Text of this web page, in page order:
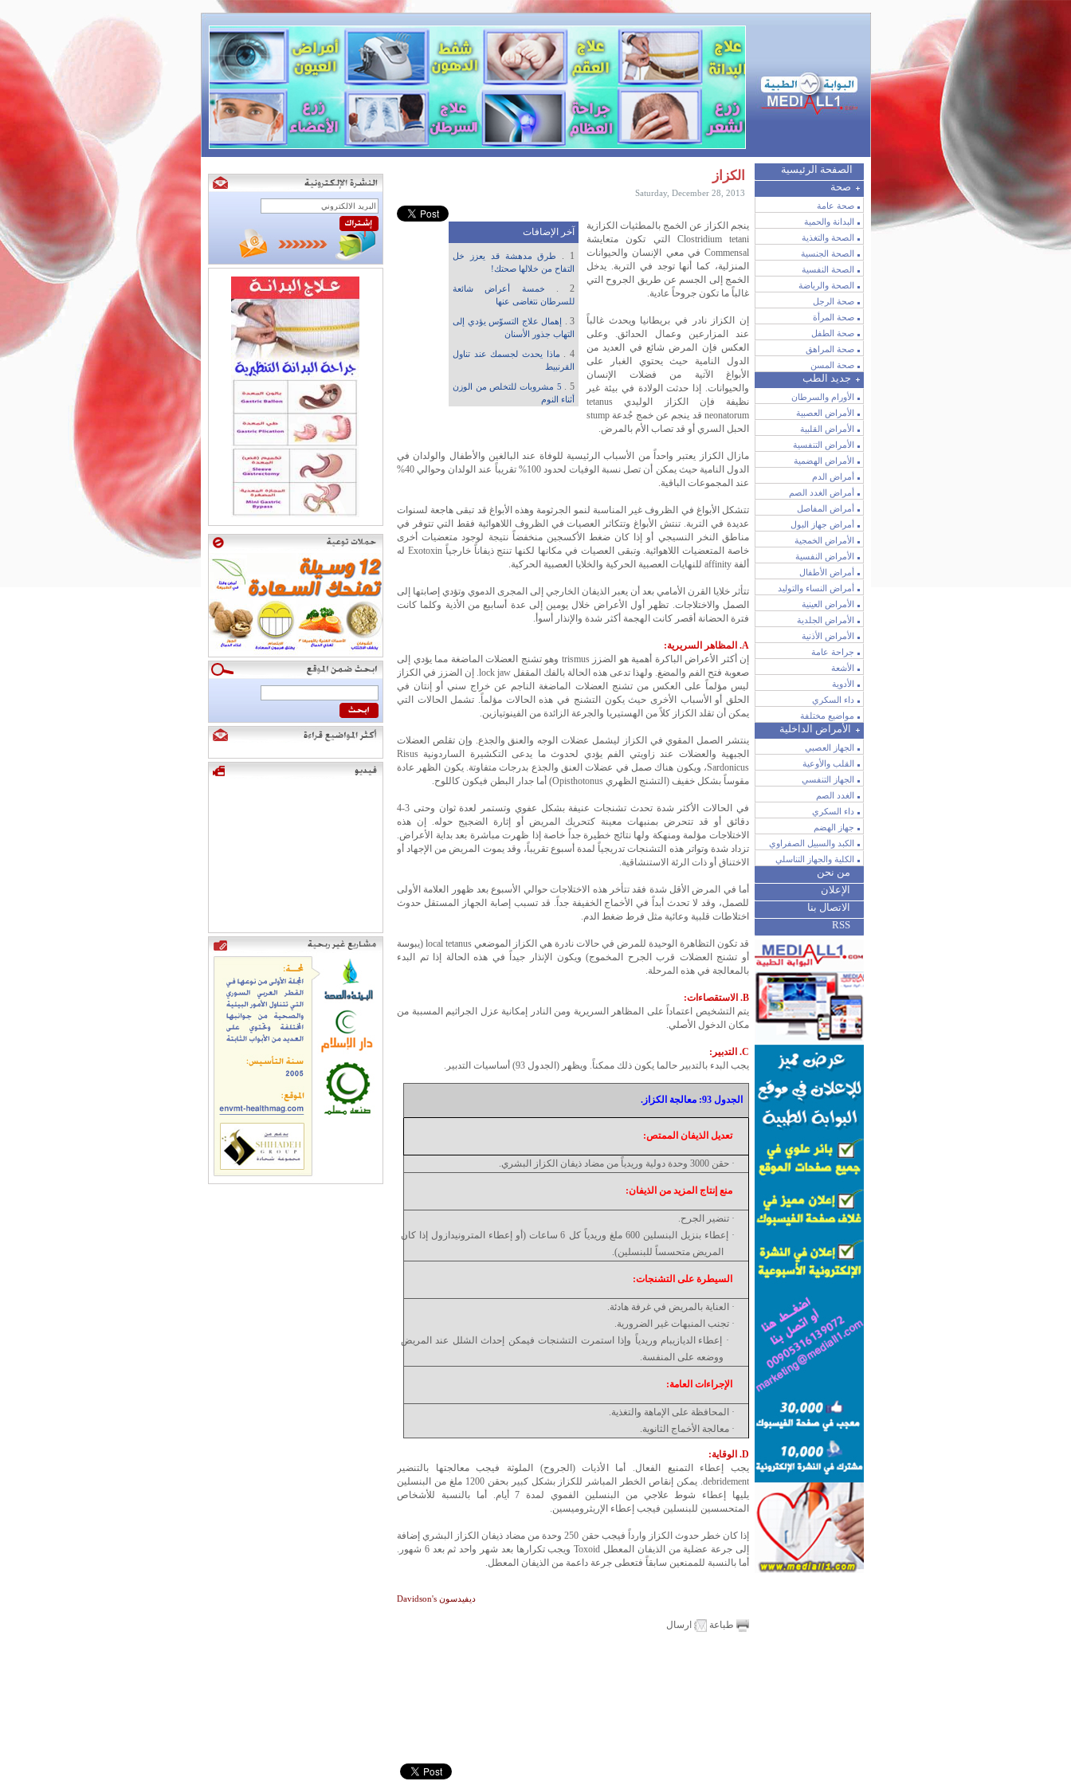
الصفحة الرئيسية
صحة
صحة عامة
البدانة والحمية
الصحة والتغذية
الصحة الجنسية
الصحة النفسية
الصحة والرياضة
صحة الرجل
صحة المرأة
صحة الطفل
صحة المراهق
صحة المسن
جديد الطب
الأورام والسرطان
الأمراض العصبية
الأمراض القلبية
الأمراض التنفسية
الأمراض الهضمية
أمراض الدم
أمراض الغدد الصم
أمراض المفاصل
أمراض جهاز البول
الأمراض الخمجية
الأمراض النفسية
أمراض الأطفال
أمراض النساء والتوليد
الأمراض العينية
الأمراض الجلدية
الأمراض الأذنية
جراحة عامة
الأشعة
الأدوية
داء السكري
مواضيع مختلفة
الأمراض الداخلية
الجهاز العصبي
القلب والأوعية
الجهاز التنفسي
الغدد الصم
داء السكري
جهاز الهضم
الكبد والسبيل الصفراوي
الكلية والجهاز التناسلي
من نحن
الإعلان
الاتصال بنا
RSS
الكزاز
Saturday, December 28, 2013
آخر الإضافات
1 .
طرق مدهشة قد يعزز خل
التفاح من خلالها صحتك!
2 .
خمسة أعراض شائعة
للسرطان نتغاضى عنها
3 .
إهمال علاج التسوّس يؤدي إلى
التهاب جذور الأسنان
4 .
ماذا يحدث لجسمك عند تناول
القرنبيط
5 .
5 مشروبات للتخلص من الوزن
أثناء النوم
ينجم الكزاز عن الخمج بالمطثيات الكزازية
Clostridium tetani التي تكون متعايشة
Commensal في معي الإنسان والحيوانات
المنزلية، كما أنها توجد في التربة. يدخل
الخمج إلى الجسم عن طريق الجروح التي
غالباً ما تكون جروحاً عادية.
إن الكزاز نادر في بريطانيا ويحدث غالباً
عند المزارعين وعمال الحدائق. وعلى
العكس فإن المرض شائع في العديد من
الدول النامية حيث يحتوي الغبار على
الأبواغ الآتية من فضلات الإنسان
والحيوانات. إذا حدثت الولادة في بيئة غير
نظيفة فإن الكزاز الوليدي tetanus
neonatorum قد ينجم عن خمج جُدعة stump
الحبل السري أو قد تصاب الأم بالمرض.
مازال الكزاز يعتبر واحداً من الأسباب الرئيسية للوفاة عند البالغين والأطفال والولدان في
الدول النامية حيث يمكن أن تصل نسبة الوفيات لحدود 100% تقريباً عند الولدان وحوالي 40%
عند المجموعات الباقية.
تتشكل الأبواغ في الظروف غير المناسبة لنمو الجرثومة وهذه الأبواغ قد تبقى هاجعة لسنوات
عديدة في التربة. تنتش الأبواغ وتتكاثر العصيات في الظروف اللاهوائية فقط التي تتوفر في
مناطق النخر النسيجي أو إذا كان ضغط الأكسجين منخفضاً نتيجة لوجود متعضيات أخرى
خاصة المتعضيات اللاهوائية. وتبقى العصيات في مكانها لكنها تنتج ذيفاناً خارجياً Exotoxin له
ألفة affinity للنهايات العصبية الحركية والخلايا العصبية الحركية.
تتأثر خلايا القرن الأمامي بعد أن يعبر الذيفان الخارجي إلى المجرى الدموي وتؤدي إصابتها إلى
الصمل والاختلاجات. تظهر أول الأعراض خلال يومين إلى عدة أسابيع من الأذية وكلما كانت
فترة الحضانة أقصر كانت الهجمة أكثر شدة والإنذار أسوأ.
A. المظاهر السريرية:
إن أكثر الأعراض الباكرة أهمية هو الضزز trismus وهو تشنج العضلات الماضغة مما يؤدي إلى
صعوبة فتح الفم والمضغ. ولهذا تدعى هذه الحالة بالفك المقفل lock jaw. إن الضزز في الكزاز
ليس مؤلماً على العكس من تشنج العضلات الماضغة الناجم عن خراج سني أو إنتان في
الحلق أو الأسباب الأخرى حيث يكون التشنج في هذه الحالات مؤلماً. تشمل الحالات التي
يمكن أن تقلد الكزاز كلاً من الهستيريا والجرعة الزائدة من الفينوتيازين.
ينتشر الصمل المقوي في الكزاز ليشمل عضلات الوجه والعنق والجذع. وإن تقلص العضلات
الجبهية والعضلات عند زاويتي الفم يؤدي لحدوث ما يدعى التكشيرة الساردونية Risus
Sardonicus، ويكون هناك صمل في عضلات العنق والجذع بدرجات متفاوتة. يكون الظهر عادة
مقوساً بشكل خفيف (التشنج الظهري Opisthotonus) أما جدار البطن فيكون كاللوح.
في الحالات الأكثر شدة تحدث تشنجات عنيفة بشكل عفوي وتستمر لعدة ثوان وحتى 3-4
دقائق أو قد تتحرض بمنبهات معينة كتحريك المريض أو إثارة الضجيج حوله. إن هذه
الاختلاجات مؤلمة ومنهكة ولها نتائج خطيرة جداً خاصة إذا ظهرت مباشرة بعد بداية الأعراض.
تزداد شدة وتواتر هذه التشنجات تدريجياً لمدة أسبوع تقريباً، وقد يموت المريض من الإجهاد أو
الاختناق أو ذات الرئة الاستنشاقية.
أما في المرض الأقل شدة فقد تتأخر هذه الاختلاجات حوالي الأسبوع بعد ظهور العلامة الأولى
للصمل، وقد لا تحدث أبداً في الأخماج الخفيفة جداً. قد تسبب إصابة الجهاز المستقل حدوث
اختلاطات قلبية وعائية مثل فرط ضغط الدم.
قد تكون التظاهرة الوحيدة للمرض في حالات نادرة هي الكزاز الموضعي local tetanus (يبوسة
أو تشنج العضلات قرب الجرح المخموج) ويكون الإنذار جيداً في هذه الحالة إذا تم البدء
بالمعالجة في هذه المرحلة.
B. الاستقصاءات:
يتم التشخيص اعتماداً على المظاهر السريرية ومن النادر إمكانية عزل الجراثيم المسببة من
مكان الدخول الأصلي.
C. التدبير:
يجب البدء بالتدبير حالما يكون ذلك ممكناً. ويظهر (الجدول 93) أساسيات التدبير.
الجدول 93: معالجة الكزاز.
تعديل الذيفان الممتص:
· حقن 3000 وحدة دولية وريدياً من مضاد ذيفان الكزاز البشري.
منع إنتاج المزيد من الذيفان:
· تنضير الجرح.
·
إعطاء بنزيل البنسلين 600 ملغ وريدياً كل 6 ساعات (أو إعطاء المترونيدازول إذا كان
المريض متحسساً للبنسلين).
السيطرة على التشنجات:
· العناية بالمريض في غرفة هادئة.
· تجنب المنبهات غير الضرورية.
· إعطاء الديازيبام وريدياً وإذا استمرت التشنجات فيمكن إحداث الشلل عند المريض
ووضعه على المنفسة.
الإجراءات العامة:
· المحافظة على الإماهة والتغذية.
· معالجة الأخماج الثانوية.
D. الوقاية:
يجب إعطاء التمنيع الفعال. أما الأذيات (الجروح) الملوثة فيجب معالجتها بالتنضير
debridement. يمكن إنقاص الخطر المباشر للكزاز بشكل كبير بحقن 1200 ملغ من البنسلين
يليها إعطاء شوط علاجي من البنسلين الفموي لمدة 7 أيام. أما بالنسبة للأشخاص
المتحسسين للبنسلين فيجب إعطاء الإريثروميسين.
إذا كان خطر حدوث الكزاز وارداً فيجب حقن 250 وحدة من مضاد ذيفان الكزاز البشري إضافة
إلى جرعة عضلية من الذيفان المعطل Toxoid ويجب تكرارها بعد شهر واحد ثم بعد 6 شهور.
أما بالنسبة للممنعين سابقاً فتعطى جرعة داعمة من الذيفان المعطل.
ديفيدسون Davidson's
طباعة ارسال